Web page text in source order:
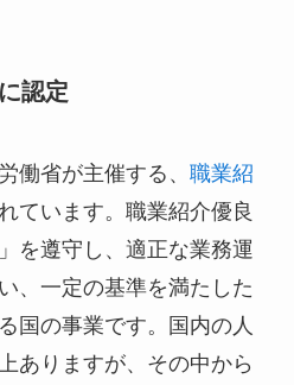
認定
働省が主催する、 職業紹
ています。職業紹介優良
を遵守し、適正な業務運
、一定の基準を満たした
国の事業です。国内の人
ありますが、その中から